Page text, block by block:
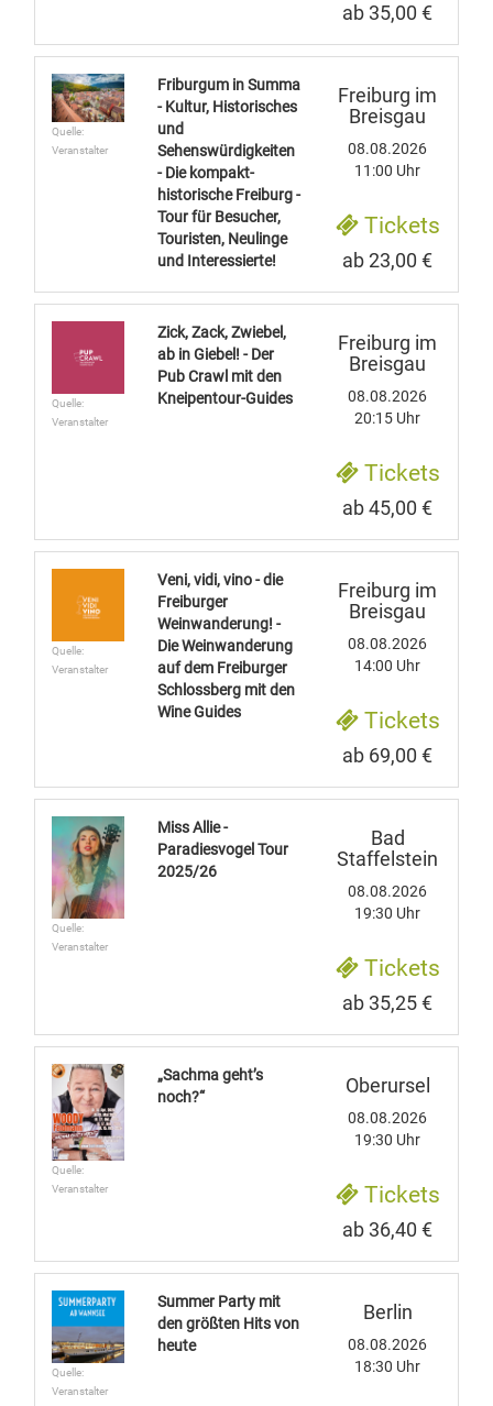
ab 35,00 €
Quelle:
Veranstalter
Friburgum in Summa
- Kultur, Historisches
und
Sehenswürdigkeiten
- Die kompakt-
historische Freiburg -
Tour für Besucher,
Touristen, Neulinge
und Interessierte!
Freiburg im
Breisgau
08.08.2026
11:00 Uhr
Tickets
ab 23,00 €
Quelle:
Veranstalter
Zick, Zack, Zwiebel,
ab in Giebel! - Der
Pub Crawl mit den
Kneipentour-Guides
Freiburg im
Breisgau
08.08.2026
20:15 Uhr
Tickets
ab 45,00 €
Quelle:
Veranstalter
Veni, vidi, vino - die
Freiburger
Weinwanderung! -
Die Weinwanderung
auf dem Freiburger
Schlossberg mit den
Wine Guides
Freiburg im
Breisgau
08.08.2026
14:00 Uhr
Tickets
ab 69,00 €
Quelle:
Veranstalter
Miss Allie -
Paradiesvogel Tour
2025/26
Bad
Staffelstein
08.08.2026
19:30 Uhr
Tickets
ab 35,25 €
Quelle:
Veranstalter
„Sachma geht’s
noch?“
Oberursel
08.08.2026
19:30 Uhr
Tickets
ab 36,40 €
Quelle:
Veranstalter
Summer Party mit
den größten Hits von
heute
Berlin
08.08.2026
18:30 Uhr